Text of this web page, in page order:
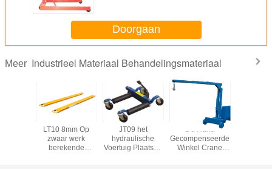
Doorgaan
Meer Industrieel Materiaal Behandelingsmateriaal
LT10 8mm Op
zwaar werk
berekende
JT09 het
hydraulische
Voertuig Plaatsen
De Hand
Gecompenseerde
Winkel Crane